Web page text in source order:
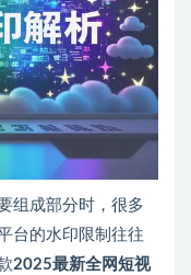
组成部分时，很多
台的水印限制往往
2025最新全网短视